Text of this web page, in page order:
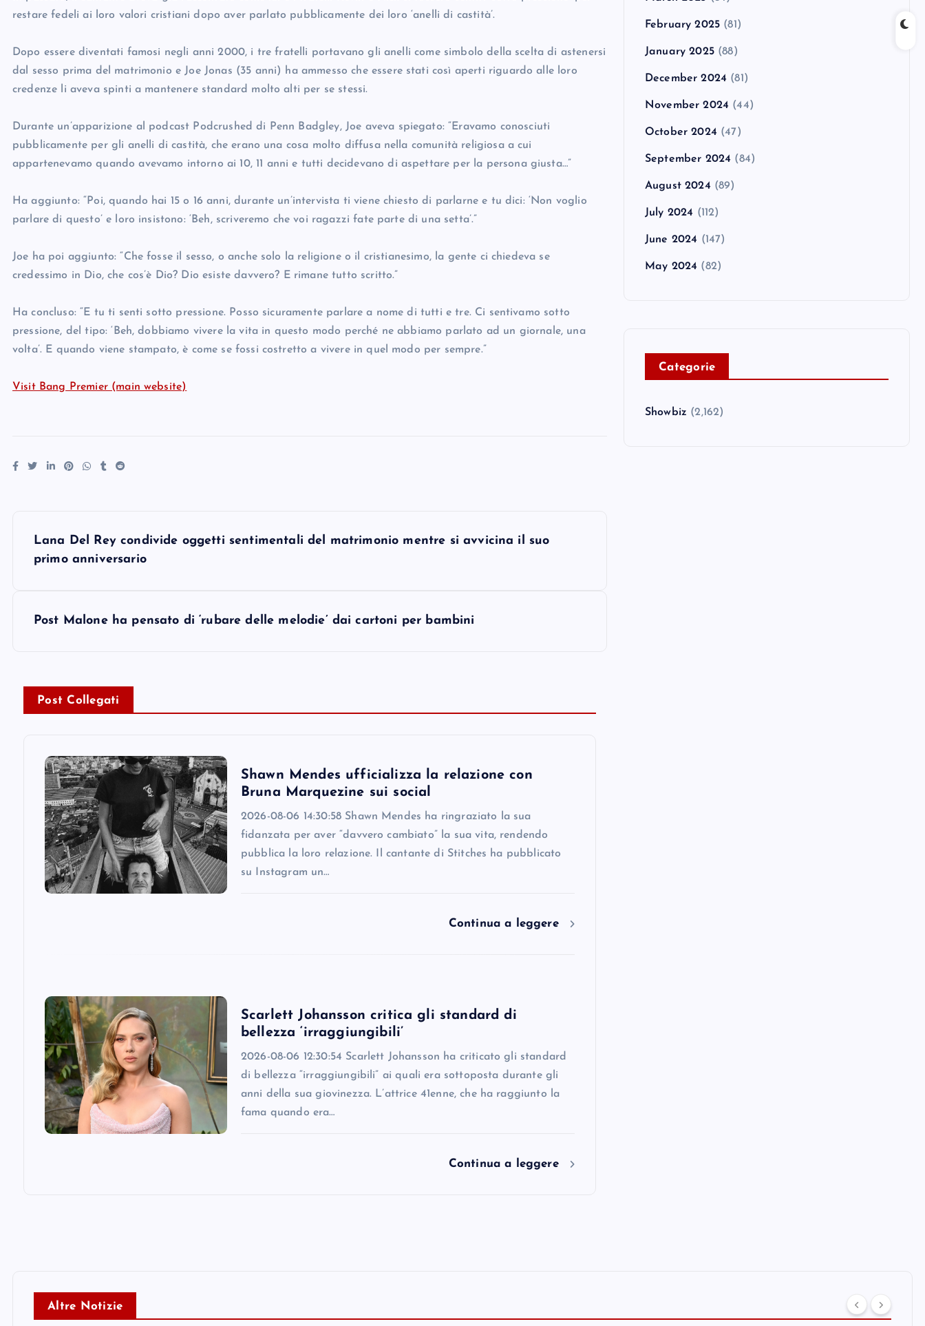
restare fedeli ai loro valori cristiani dopo aver parlato pubblicamente dei loro ‘anelli di castità’.
Dopo essere diventati famosi negli anni 2000, i tre fratelli portavano gli anelli come simbolo della scelta di astenersi
dal sesso prima del matrimonio e Joe Jonas (35 anni) ha ammesso che essere stati così aperti riguardo alle loro
credenze li aveva spinti a mantenere standard molto alti per se stessi.
Durante un’apparizione al podcast Podcrushed di Penn Badgley, Joe aveva spiegato: “Eravamo conosciuti
pubblicamente per gli anelli di castità, che erano una cosa molto diffusa nella comunità religiosa a cui
appartenevamo quando avevamo intorno ai 10, 11 anni e tutti decidevano di aspettare per la persona giusta…”
Ha aggiunto: “Poi, quando hai 15 o 16 anni, durante un’intervista ti viene chiesto di parlarne e tu dici: ‘Non voglio
parlare di questo’ e loro insistono: ‘Beh, scriveremo che voi ragazzi fate parte di una setta’.”
Joe ha poi aggiunto: “Che fosse il sesso, o anche solo la religione o il cristianesimo, la gente ci chiedeva se
credessimo in Dio, che cos’è Dio? Dio esiste davvero? E rimane tutto scritto.”
Ha concluso: “E tu ti senti sotto pressione. Posso sicuramente parlare a nome di tutti e tre. Ci sentivamo sotto
pressione, del tipo: ‘Beh, dobbiamo vivere la vita in questo modo perché ne abbiamo parlato ad un giornale, una
volta’. E quando viene stampato, è come se fossi costretto a vivere in quel modo per sempre.”
Visit Bang Premier (main website)
n
a
Lana Del Rey condivide oggetti sentimentali del matrimonio mentre si avvicina il suo
primo anniversario
Post Malone ha pensato di ‘rubare delle melodie’ dai cartoni per bambini
Post Collegati
Shawn Mendes ufficializza la relazione con
Bruna Marquezine sui social
2026-08-06 14:30:58 Shawn Mendes ha ringraziato la sua
fidanzata per aver “davvero cambiato” la sua vita, rendendo
pubblica la loro relazione. Il cantante di Stitches ha pubblicato
su Instagram un…
Continua a leggere
Scarlett Johansson critica gli standard di
bellezza ‘irraggiungibili’
2026-08-06 12:30:54 Scarlett Johansson ha criticato gli standard
di bellezza “irraggiungibili” ai quali era sottoposta durante gli
anni della sua giovinezza. L’attrice 41enne, che ha raggiunto la
fama quando era…
Continua a leggere
February 2025 (81)
January 2025(88)
December 2024 (81)
November 2024 (44)
October 2024 (47)
September 2024 (84)
August 2024 (89)
July 2024 (112)
June 2024 (147)
May 2024 (82)
Categorie
Showbiz (2,162)
Altre Notizie